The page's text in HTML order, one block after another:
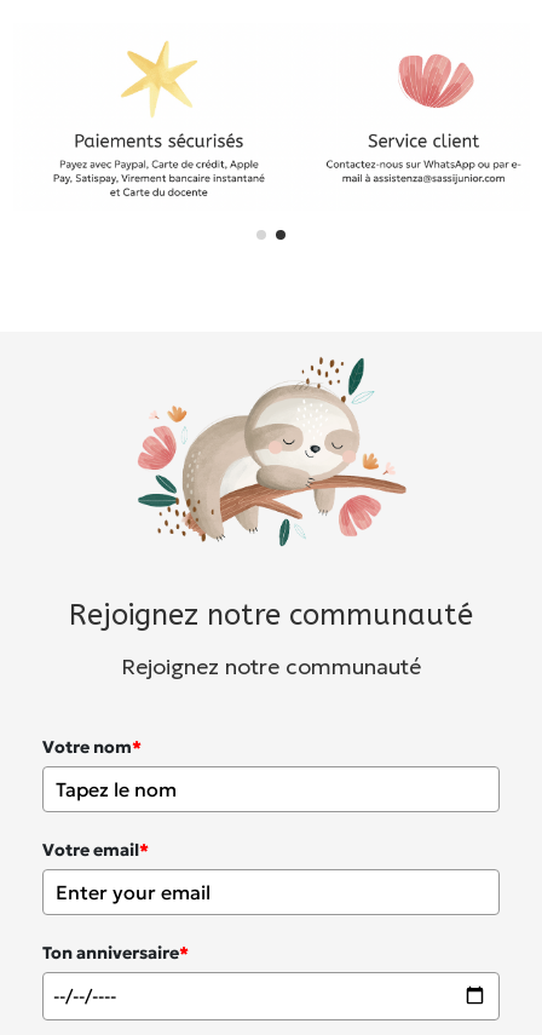
Rejoignez notre communauté
Rejoignez notre communauté
Votre nom*
Votre email*
Ton anniversaire*